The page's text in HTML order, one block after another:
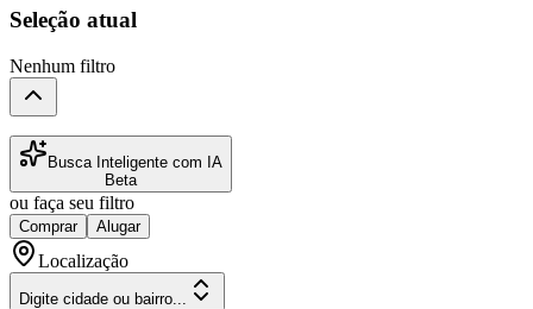
Seleção atual
Nenhum filtro
Busca Inteligente com IA
Beta
ou faça seu filtro
Comprar Alugar
Localização
Digite cidade ou bairro...